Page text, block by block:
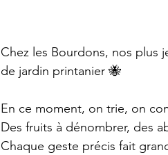
Chez les Bourdons, nos plus
de jardin printanier 🐝
En ce moment, on trie, on
Des fruits à dénombrer, des
Chaque geste précis fait